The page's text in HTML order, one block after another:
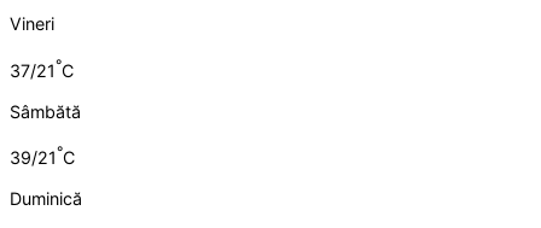
Vineri
37/21°C
Sâmbătă
39/21°C
Duminică